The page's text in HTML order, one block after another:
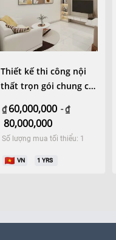
Thiết kế thi công nội
thất trọn gói chung cư
₫ 60,000,000 -₫
80,000,000
Số lượng mua tối thiểu: 1
VN 1YRS